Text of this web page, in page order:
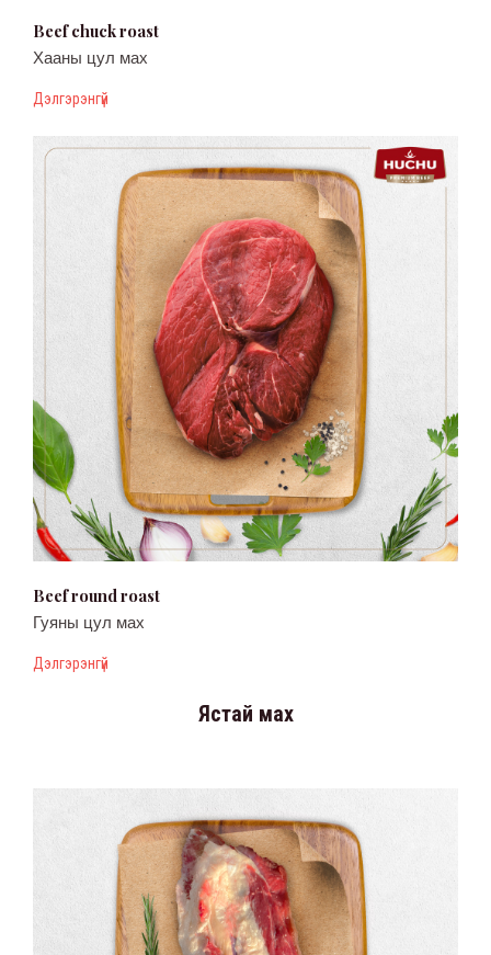
Beef сhuck roast
Хааны цул мах
Дэлгэрэнгүй
Beef round roast
Гуяны цул мах
Дэлгэрэнгүй
Ястай мах